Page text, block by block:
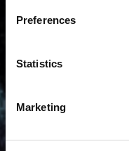
Preferences
Statistics
Marketing